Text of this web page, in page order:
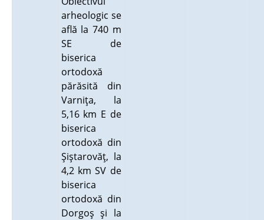
arheologic se
află la 740 m
SE de
biserica
ortodoxă
părăsită din
Varniţa, la
5,16 km E de
biserica
ortodoxă din
Şiştarovăţ, la
4,2 km SV de
biserica
ortodoxă din
Dorgoş şi la